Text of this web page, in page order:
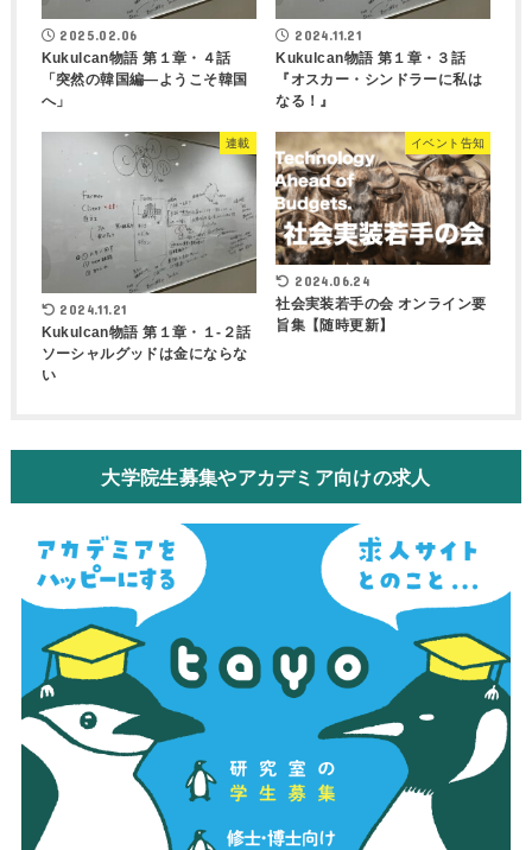
2025.02.06
Kukulcan物語 第１章・４話
「突然の韓国編―ようこそ韓国
へ」
2024.11.21
Kukulcan物語 第１章・３話
『オスカー・シンドラーに私は
なる！』
連載
2024.11.21
Kukulcan物語 第１章・１-２話
ソーシャルグッドは金にならな
い
イベント告知
2024.06.24
社会実装若手の会 オンライン要
旨集【随時更新】
大学院生募集やアカデミア向けの求人